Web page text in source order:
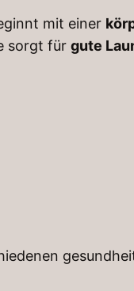
mit einer
sorgt für gute